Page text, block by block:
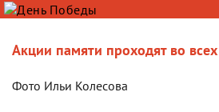
Акции памяти проходят во
Фото Ильи Колесова